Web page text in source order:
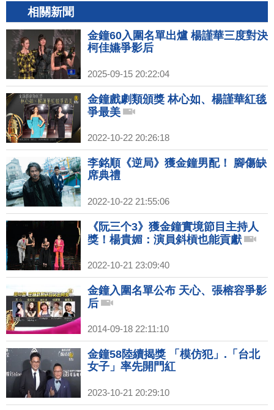
相關新聞
金鐘60入圍名單出爐 楊謹華三度對決
柯佳嬿爭影后
2025-09-15 20:22:04
金鐘戲劇類頒獎 林心如、楊謹華紅毯
爭最美
2022-10-22 20:26:18
李銘順《逆局》獲金鐘男配！ 腳傷缺
席典禮
2022-10-22 21:55:06
《阮三个3》獲金鐘實境節目主持人
獎！楊貴媚：演員斜槓也能貢獻
2022-10-21 23:09:40
金鐘入圍名單公布 天心、張榕容爭影
后
2014-09-18 22:11:10
金鐘58陸續揭獎 「模仿犯」.「台北
女子」率先開門紅
2023-10-21 20:29:10